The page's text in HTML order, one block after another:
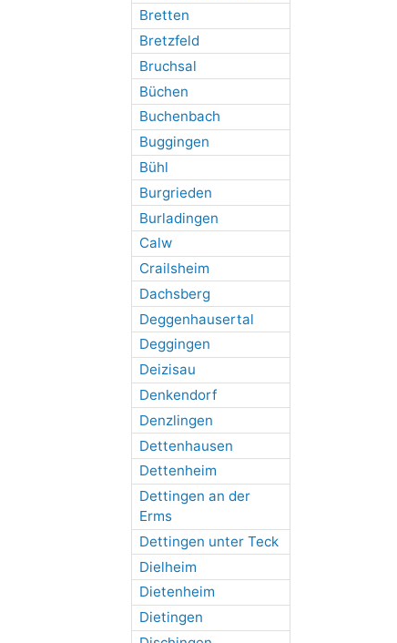
Bretten
Bretzfeld
Bruchsal
Büchen
Buchenbach
Buggingen
Bühl
Burgrieden
Burladingen
Calw
Crailsheim
Dachsberg
Deggenhausertal
Deggingen
Deizisau
Denkendorf
Denzlingen
Dettenhausen
Dettenheim
Dettingen an der
Erms
Dettingen unter Teck
Dielheim
Dietenheim
Dietingen